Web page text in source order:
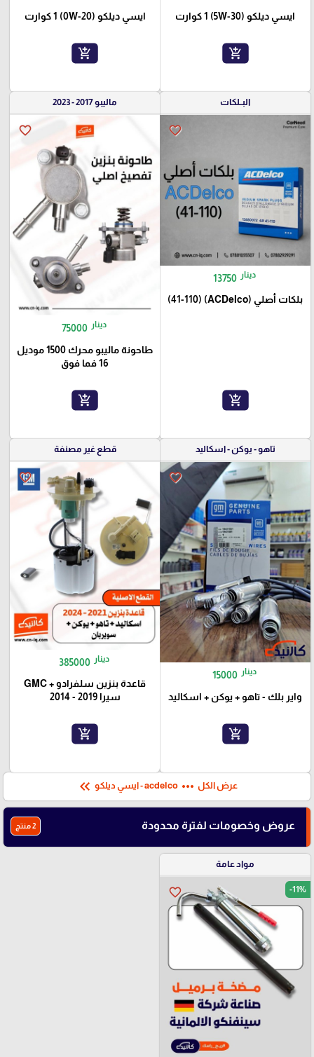
ايسي ديلكو (5W-30) 1 كوارت
add_shopping_cart
ايسي ديلكو (0W-20) 1 كوارت
add_shopping_cart
البــلكات
favorite_border
13750 دينار
بلكات أصلي (ACDelco) (41-110)
add_shopping_cart
ماليبو 2017 - 2023
favorite_border
75000 دينار
طاحونة ماليبو محرك 1500 موديل
16 فما فوق
add_shopping_cart
تاهو - يوكن - اسكاليد
favorite_border
15000 دينار
واير بلك - تاهو + يوكن + اسكاليد
add_shopping_cart
قطع غير مصنفة
favorite_border
385000 دينار
قاعدة بنزين سلفرادو + GMC
سيرا 2019 - 2014
add_shopping_cart
عرض الكل more_horiz
keyboard_double_arrow_left
عروض وخصومات لفترة محدودة 2 منتج
مواد عامة
favorite_border -11%